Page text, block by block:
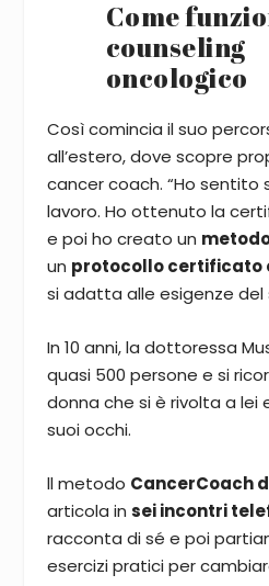
Come
counseling
oncologico
Così comincia il suo
all’estero, dove scopre
cancer coach. “Ho sentito
lavoro. Ho ottenuto la
e poi ho creato un
un protocollo certificato
si adatta alle esigenze del
In 10 anni, la dottoressa
quasi 500 persone e si
donna che si è rivolta a lei
suoi occhi.
ll metodo CancerCoach
articola in sei incontri
racconta di sé e poi
esercizi pratici per